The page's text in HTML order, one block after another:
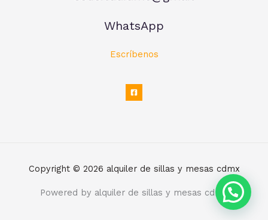
WhatsApp
Escríbenos
Copyright © 2026 alquiler de sillas y mesas cdmx
Powered by alquiler de sillas y mesas cdmx